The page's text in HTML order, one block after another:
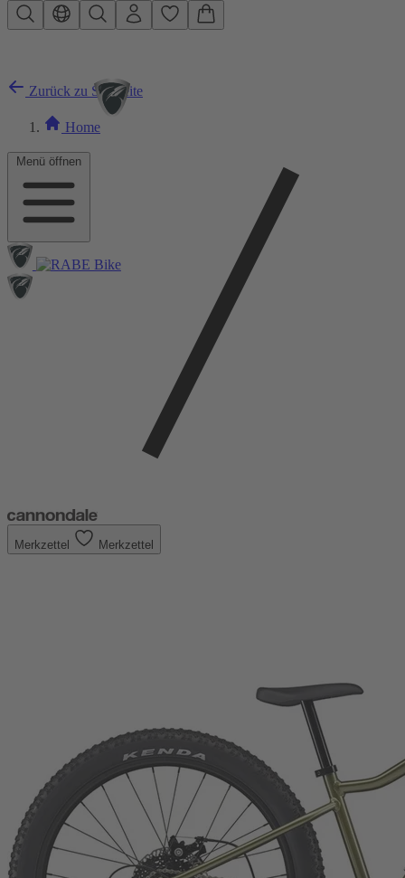
Zum Hauptinhalt springen
Menü öffnen
Zurück zu Startseite
Home
Merkzettel Merkzettel